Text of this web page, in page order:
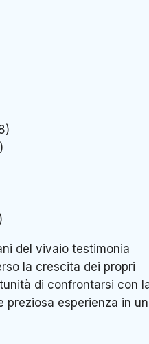
del vivaio testimonia
la crescita dei propri
di confrontarsi con
preziosa esperienza in un